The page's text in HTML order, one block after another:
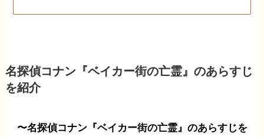
名探偵コナン『ベイカー街の亡霊』のあらすじ
を紹介
〜名探偵コナン『ベイカー街の亡霊』のあらすじを